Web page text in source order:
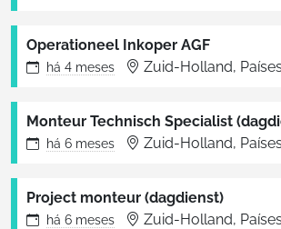
Operationeel Inkoper AGF
há 4 meses Zuid-Holland,
Monteur Technisch Specialist
há 6 meses Zuid-Holland,
Project monteur (dagdienst)
há 6 meses Zuid-Holland,